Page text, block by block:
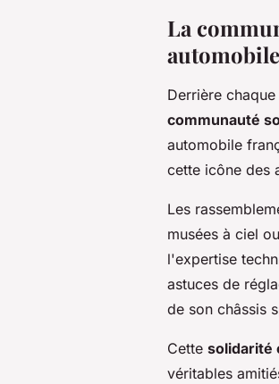
La
automobile
Derrière
communauté
automobile
cette icône des
Les
musées à ciel
l'expertise
astuces de
de son châssis
Cette solidarité
véritables